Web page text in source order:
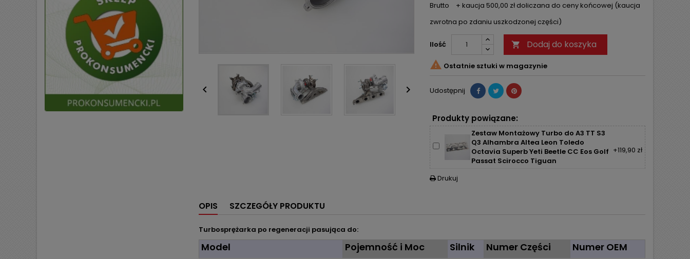
 
Brutto
+ kaucja 500,00 zł doliczana do ceny końcowej (kaucja
zwrotna po zdaniu uszkodzonej części)
Ilość  Dodaj do koszyka
 Ostatnie sztuki w magazynie
Udostępnij
Produkty powiązane:
Zestaw Montażowy Turbo do A3 TT S3
Q3 Alhambra Altea Leon Toledo
Octavia Superb Yeti Beetle CC Eos Golf
Passat Scirocco Tiguan
+119,90 zł
 Drukuj
OPIS SZCZEGÓŁY PRODUKTU
Turbosprężarka po regeneracji pasująca do:
Model Pojemność i Moc Silnik Numer Części Numer OEM